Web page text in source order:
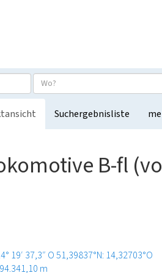
Suchergebnisliste
B-fl
19′ 37,3″ O51,39837°N: 14,32703°O
m